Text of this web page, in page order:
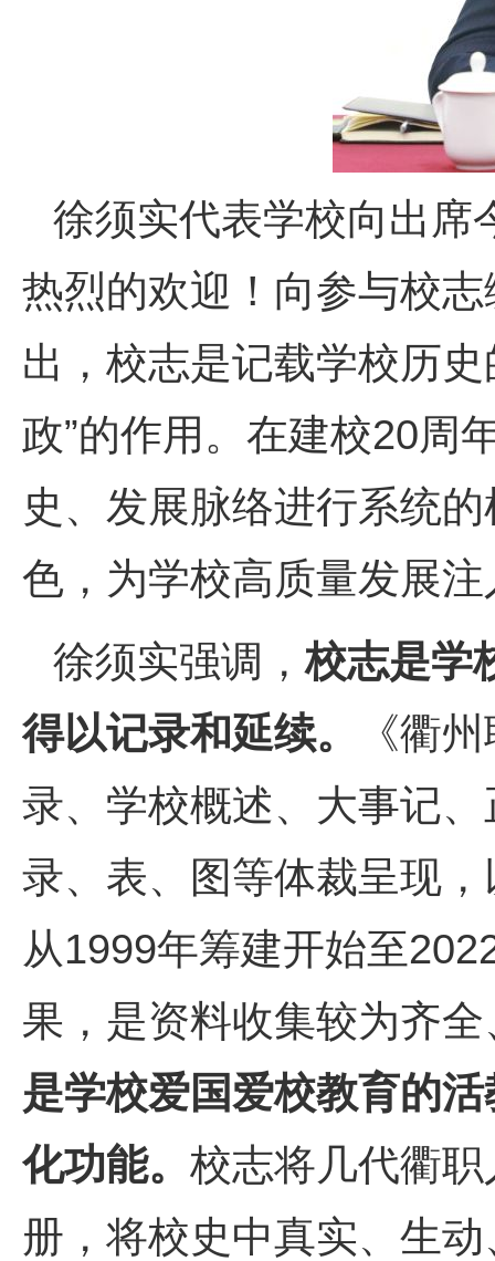
徐须实代表学校向出席
热烈的欢迎！向参与校
出，校志是记载学校历
政”的作用。在建校20周
史、发展脉络进行系统
色，为学校高质量发展
徐须实强调，校志是学
得以记录和延续。
《衢
录、学校概述、大事记
录、表、图等体裁呈现
从1999年筹建开始至
果，是资料收集较为齐
是学校爱国爱校教育的
化功能。 校志将几代衢
册，将校史中真实、生